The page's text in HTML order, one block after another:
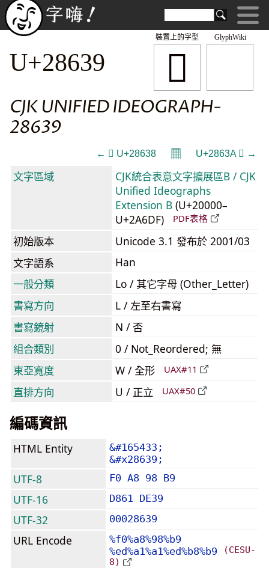
GlyphWiki
𨘹
裝置上的字型
U+28639
CJK UNIFIED IDEOGRAPH-
28639
← 𨘸 U+28638 𝄜 U+2863A 𨘺 →
文字區域
CJK統合表意文字擴展區B / CJK
Unified Ideographs
Extension B (U+20000–
U+2A6DF)
PDF表格
初始版本
Unicode 3.1 發布於 2001/03
文字語系
Han
一般分類
Lo / 其它字母 (Other_Letter)
書寫方向
L / 左至右書寫
書寫鏡射
N / 否
組合類別
0 / Not_Reordered; 無
東亞寬度
W / 全形 UAX#11
直排方向 U / 正立 UAX#50
編碼資訊
HTML Entity
&#165433;
&#x28639;
UTF-8 F0 A8 98 B9
UTF-16 D861 DE39
UTF-32 00028639
URL Encode
%f0%a8%98%b9
%ed%a1%a1%ed%b8%b9
(CESU-
8)